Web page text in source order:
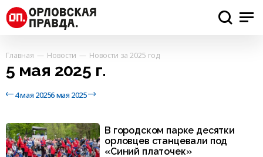
Главная Новости Новости за 2025 год
5 мая 2025 г.
4 мая 20256 мая 2025
В городском парке десятки
орловцев станцевали под
«Синий платочек»